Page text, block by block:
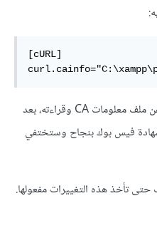
[cURL]
تستخدم cURL هذا المتغير للبحث عن ملف معلومات CA وقراءته، بعد
فيس بوك بنجاح وستختفي
تأخذ هذه التغييرات مفعولها.